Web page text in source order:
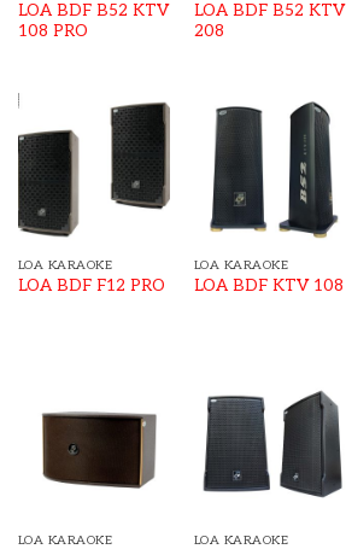
LOA BDF B52 KTV
108 PRO
LOA BDF B52 KTV
208
LOA KARAOKE
LOA BDF F12 PRO
LOA KARAOKE
LOA BDF KTV 108
LOA KARAOKE LOA KARAOKE